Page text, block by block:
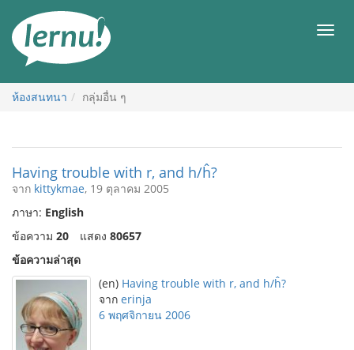
สารบัญ
เมนู
ห้องสนทนา กลุ่มอื่น ๆ
Having trouble with r, and h/ĥ?
จาก kittykmae, 19 ตุลาคม 2005
ภาษา: English
ข้อความ 20 แสดง 80657
ข้อความล่าสุด
(en) Having trouble with r, and h/ĥ?
จาก erinja
6 พฤศจิกายน 2006